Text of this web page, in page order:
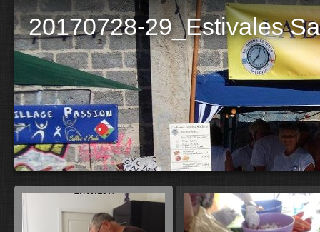
20170728-29_Estivales